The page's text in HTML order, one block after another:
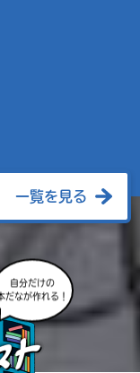
一覧を見る
自分だけの
だなが作れる！